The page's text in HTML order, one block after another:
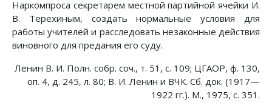
Наркомпроса секретарем местной партийной ячейки И.
В. Терехиным, создать нормальные условия для
работы учителей и расследовать незаконные действия
виновного для предания его суду.
Ленин В. И. Полн. собр. соч., т. 51, с. 109; ЦГАОР, ф. 130,
оп. 4, д. 245, л. 80; В. И. Ленин и ВЧК. Сб. док. (1917—
1922 гг.). М., 1975, с. 351.